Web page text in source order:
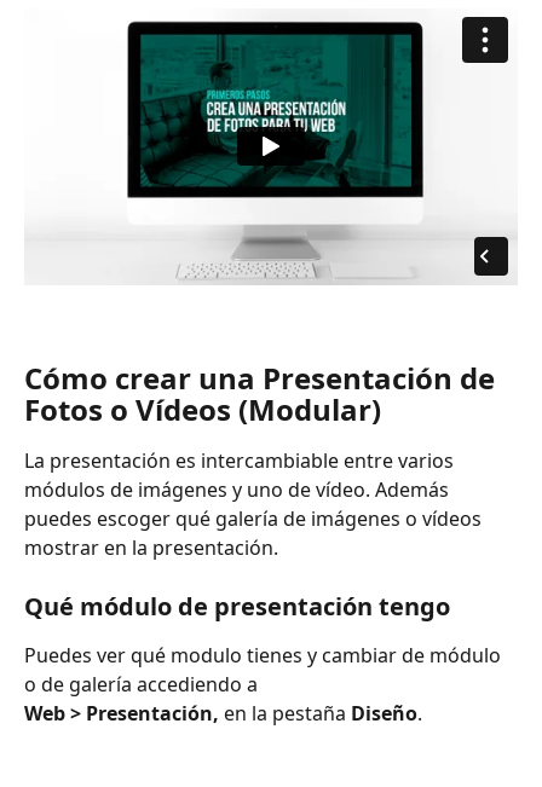
Cómo crear una Presentación de
Fotos o Vídeos (Modular)
La presentación es intercambiable entre varios
módulos de imágenes y uno de vídeo. Además
puedes escoger qué galería de imágenes o vídeos
mostrar en la presentación.
Qué módulo de presentación tengo
Puedes ver qué modulo tienes y cambiar de módulo
o de galería accediendo a
Web > Presentación, en la pestaña Diseño.